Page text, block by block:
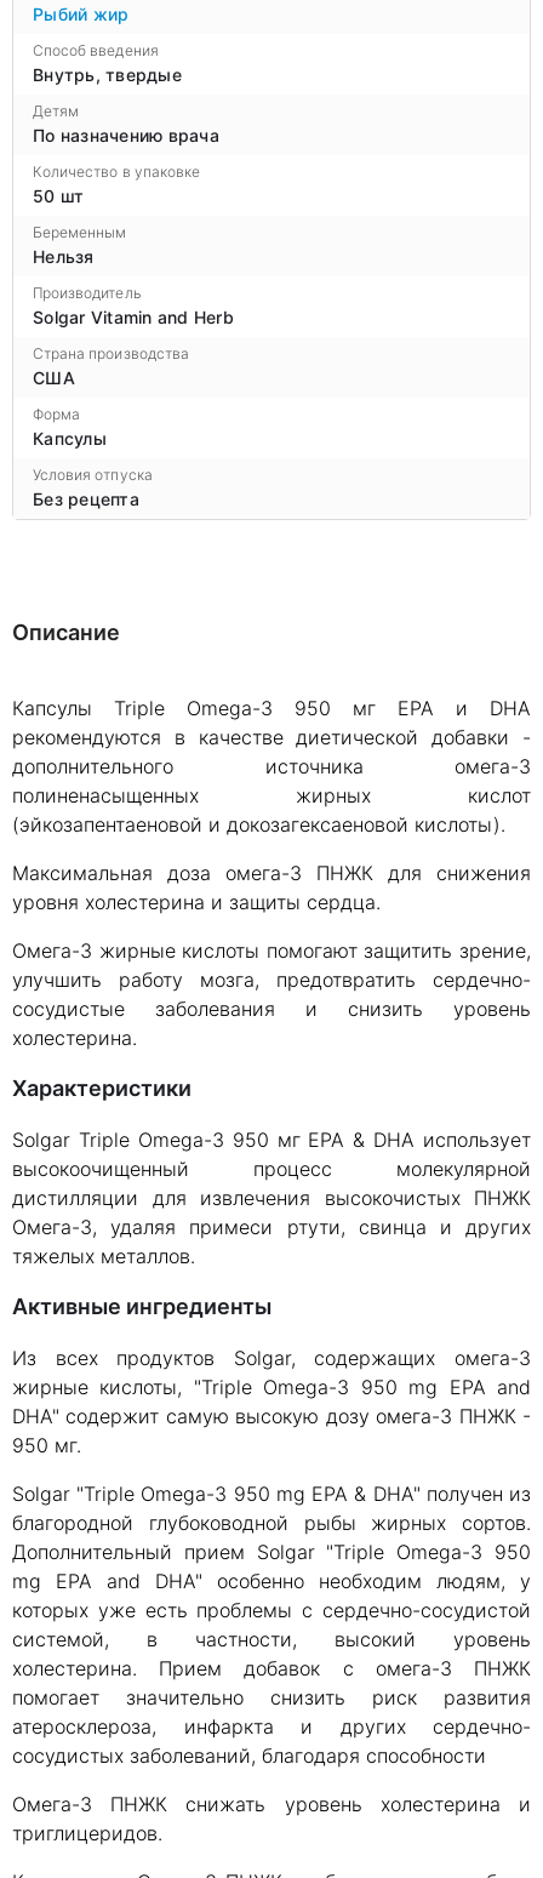
Рыбий жир
Способ введения
Внутрь, твердые
Детям
По назначению врача
Количество в упаковке
50 шт
Беременным
Нельзя
Производитель
Solgar Vitamin and Herb
Страна производства
США
Форма
Капсулы
Условия отпуска
Без рецепта
Описание
Капсулы Triple Omega-3 950 мг EPA и DHA
рекомендуются в качестве диетической добавки -
дополнительного источника омега-3
полиненасыщенных жирных кислот
(эйкозапентаеновой и докозагексаеновой кислоты).
Максимальная доза омега-3 ПНЖК для снижения
уровня холестерина и защиты сердца.
Омега-3 жирные кислоты помогают защитить зрение,
улучшить работу мозга, предотвратить сердечно-
сосудистые заболевания и снизить уровень
холестерина.
Характеристики
Solgar Triple Omega-3 950 мг EPA & DHA использует
высокоочищенный процесс молекулярной
дистилляции для извлечения высокочистых ПНЖК
Омега-3, удаляя примеси ртути, свинца и других
тяжелых металлов.
Активные ингредиенты
Из всех продуктов Solgar, содержащих омега-3
жирные кислоты, "Triple Omega-3 950 mg EPA and
DHA" содержит самую высокую дозу омега-3 ПНЖК -
950 мг.
Solgar "Triple Omega-3 950 mg EPA & DHA" получен из
благородной глубоководной рыбы жирных сортов.
Дополнительный прием Solgar "Triple Omega-3 950
mg EPA and DHA" особенно необходим людям, у
которых уже есть проблемы с сердечно-сосудистой
системой, в частности, высокий уровень
холестерина. Прием добавок с омега-3 ПНЖК
помогает значительно снизить риск развития
атеросклероза, инфаркта и других сердечно-
сосудистых заболеваний, благодаря способности
Омега-3 ПНЖК снижать уровень холестерина и
триглицеридов.